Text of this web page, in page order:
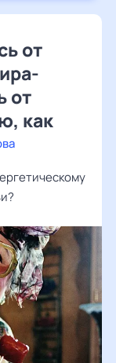
от
от
как